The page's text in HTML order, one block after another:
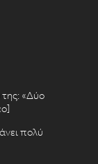
της: «Δύο
πολύ